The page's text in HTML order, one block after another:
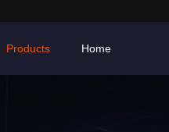
Home
Products